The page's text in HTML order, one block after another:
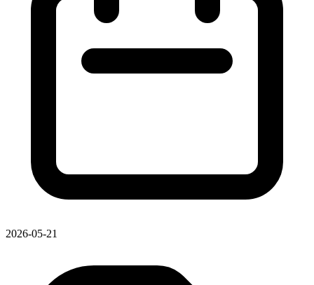
2026-05-21